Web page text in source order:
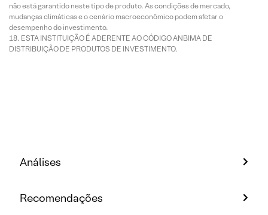
não está garantido neste tipo de produto. As condições de mercado,
mudanças climáticas e o cenário macroeconômico podem afetar o
desempenho do investimento.
ESTA INSTITUIÇÃO É ADERENTE AO CÓDIGO ANBIMA DE
DISTRIBUIÇÃO DE PRODUTOS DE INVESTIMENTO.
Análises
Recomendações